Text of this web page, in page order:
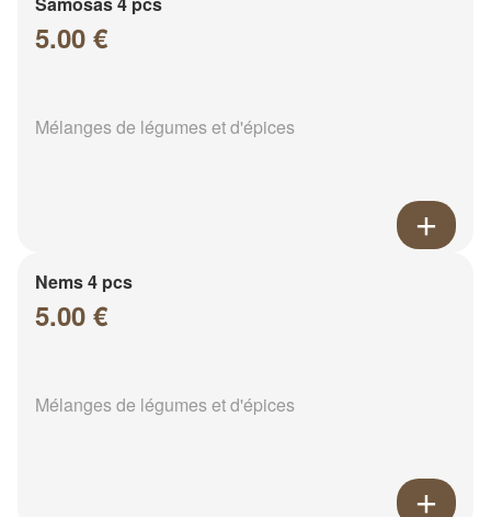
5.00 €
Mélanges de légumes et d'épices
Nems 4 pcs
5.00 €
Mélanges de légumes et d'épices